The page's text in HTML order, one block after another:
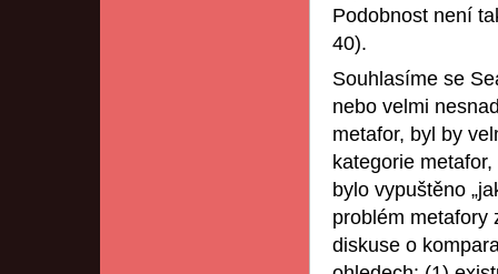
Podobnost není
40).
Souhlasíme se
nebo velmi
metafor, byl by
kategorie
bylo vypuštěno
problém metafory
diskuse o